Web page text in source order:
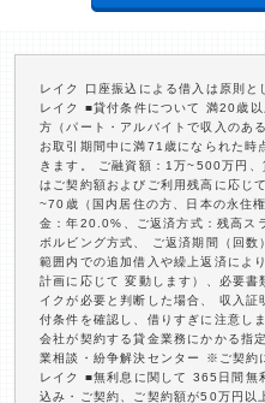
レイク 口座振込による借入は原則と
レイク ■貸付条件について 満20歳
方（パート・アルバイトで収入のあ
お取引期間中に満71歳になられた時
きます。 ご融資額：1万~500万円
はご契約額およびご利用残高に応じ
~70歳（国内居住の方、日本の永住
金：年20.0%、ご返済方式：残高ス
ボルビング方式、 ご返済期間（回
範囲内での追加借入や繰上返済によ
計画に応じて 変動します）、必要書
イクが必要と判断した場合、 収入
付条件を確認し、借りすぎに注意し
会社が契約する貸金業務にかかる指
業相談・紛争解決センター ※ご契約
レイク ■無利息に関して 365日間
込み・ご契約、ご契約額が50万円以